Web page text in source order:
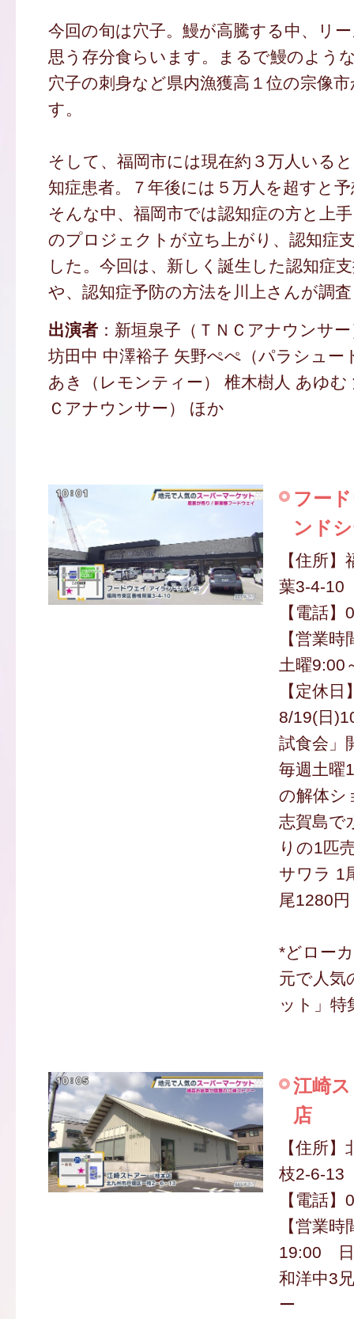
今回の旬は穴子。鰻が高騰する中、リ
思う存分食らいます。まるで鰻のよう
穴子の刺身など県内漁獲高１位の宗像
す。
そして、福岡市には現在約３万人いる
知症患者。７年後には５万人を超すと
そんな中、福岡市では認知症の方と上
のプロジェクトが立ち上がり、認知症
した。今回は、新しく誕生した認知症
や、認知症予防の方法を川上さんが調
出演者：新垣泉子（ＴＮＣアナウンサ
坊田中 中澤裕子 矢野ぺぺ（パラシュー
あき（レモンティー） 椎木樹人 あゆむ
Ｃアナウンサー） ほか
フー
ンド
【住所
葉3-4-10
【電話
【営業
土曜9:00
【定休日
8/19(日
試食会」
毎週土曜
の解体シ
志賀島で
りの1匹
サワラ 1
尾1280
*どロー
元で人気
ット」特
江崎
店
【住所
枝2-6-13
【電話
【営業
19:00 日
和洋中3
ー